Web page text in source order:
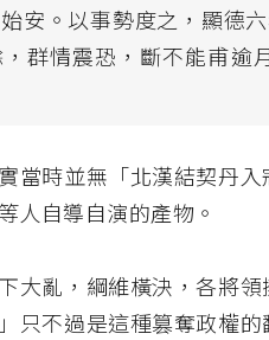
安。以事勢度之，顯德
群情震恐，斷不能甫逾
當時並無「北漢結契丹
人自導自演的產物。
大亂，綱維橫決，各將
只不過是這種篡奪政權